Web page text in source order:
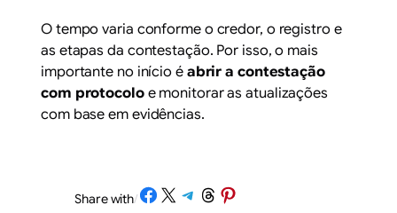
O tempo varia conforme o credor, o registro e
as etapas da contestação. Por isso, o mais
importante no início é abrir a contestação
com protocoloe monitorar as atualizações
com base em evidências.
Share with/Share on Facebook
Share on X Share on Telegram
Share on Threads
Share on Pinterest